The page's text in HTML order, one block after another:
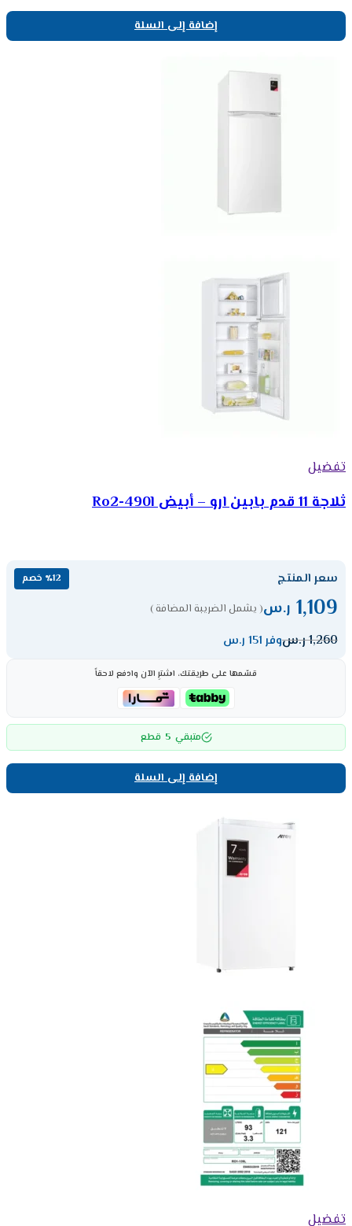
إضافة إلى السلة
تفضيل
ثلاجة 11 قدم بابين ارو – أبيض Ro2-490l
سعر المنتج ٪12 خصم
1,109 ر.س( يشمل الضريبة المضافة )
1,260ر.سوفر 151 ر.س
قسّمها على طريقتك، اشترِ الآن وادفع لاحقاً
متبقي 5 قطع
إضافة إلى السلة
تفضيل